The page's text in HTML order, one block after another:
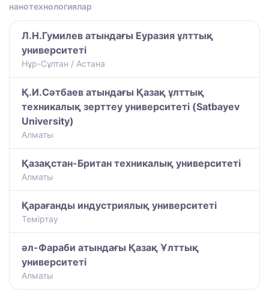
нанотехнологиялар
Л.Н.Гумилев атындағы Еуразия ұлттық
университеті
Нұр-Сұлтан / Астана
Қ.И.Сәтбаев атындағы Қазақ ұлттық
техникалық зерттеу университеті (Satbayev
University)
Алматы
Қазақстан-Британ техникалық университеті
Алматы
Қарағанды индустриялық университеті
Теміртау
әл-Фараби атындағы Қазақ Ұлттық
университеті
Алматы